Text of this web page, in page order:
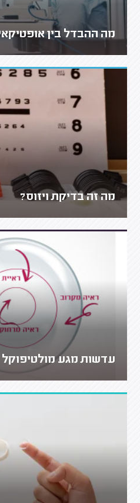
מה ההבדל בין
מה זה בדיקת ויזוס?
עדשות מגע מולטיפוקל